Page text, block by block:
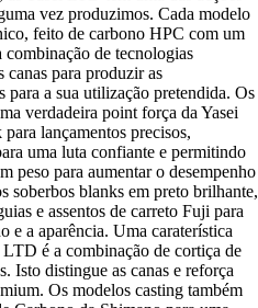
vez produzimos. Cada modelo
feito de carbono HPC com um
de tecnologias
canas para produzir as
para a sua utilização pretendida. Os
verdadeira point força da Yasei
lançamentos precisos,
uma luta confiante e permitindo
peso para aumentar o desempenho
soberbos blanks em preto brilhante,
e assentos de carreto Fuji para
e a aparência. Uma caraterística
é a combinação de cortiça de
Isto distingue as canas e reforça
Os modelos casting também